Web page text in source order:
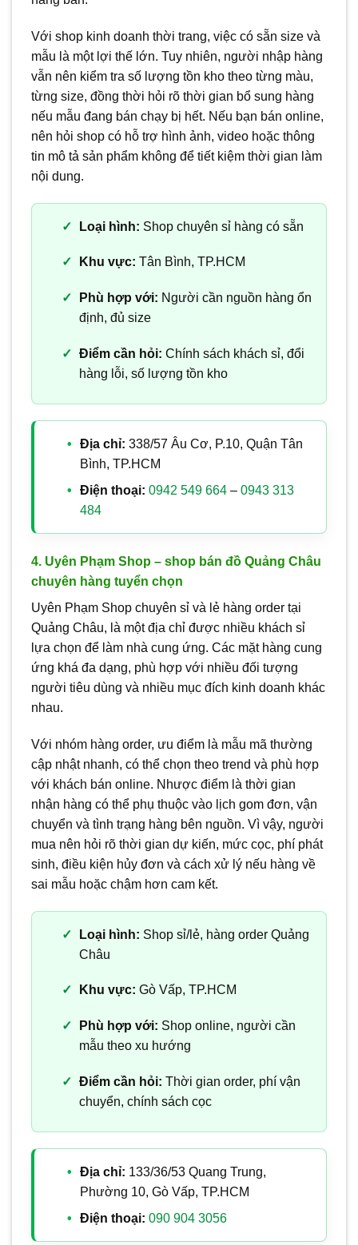
Với shop kinh doanh thời trang, việc có sẵn size và
mẫu là một lợi thế lớn. Tuy nhiên, người nhập hàng
vẫn nên kiểm tra số lượng tồn kho theo từng màu,
từng size, đồng thời hỏi rõ thời gian bổ sung hàng
nếu mẫu đang bán chạy bị hết. Nếu bạn bán online,
nên hỏi shop có hỗ trợ hình ảnh, video hoặc thông
tin mô tả sản phẩm không để tiết kiệm thời gian làm
nội dung.
Loại hình: Shop chuyên sỉ hàng có sẵn
Khu vực: Tân Bình, TP.HCM
Phù hợp với: Người cần nguồn hàng ổn
định, đủ size
Điểm cần hỏi: Chính sách khách sỉ, đổi
hàng lỗi, số lượng tồn kho
Địa chỉ: 338/57 Âu Cơ, P.10, Quận Tân
Bình, TP.HCM
Điện thoại: 0942 549 664– 0943 313
484
4. Uyên Phạm Shop – shop bán đồ Quảng Châu
chuyên hàng tuyển chọn
Uyên Phạm Shop chuyên sỉ và lẻ hàng order tại
Quảng Châu, là một địa chỉ được nhiều khách sỉ
lựa chọn để làm nhà cung ứng. Các mặt hàng cung
ứng khá đa dạng, phù hợp với nhiều đối tượng
người tiêu dùng và nhiều mục đích kinh doanh khác
nhau.
Với nhóm hàng order, ưu điểm là mẫu mã thường
cập nhật nhanh, có thể chọn theo trend và phù hợp
với khách bán online. Nhược điểm là thời gian
nhận hàng có thể phụ thuộc vào lịch gom đơn, vận
chuyển và tình trạng hàng bên nguồn. Vì vậy, người
mua nên hỏi rõ thời gian dự kiến, mức cọc, phí phát
sinh, điều kiện hủy đơn và cách xử lý nếu hàng về
sai mẫu hoặc chậm hơn cam kết.
Loại hình: Shop sỉ/lẻ, hàng order Quảng
Châu
Khu vực: Gò Vấp, TP.HCM
Phù hợp với: Shop online, người cần
mẫu theo xu hướng
Điểm cần hỏi: Thời gian order, phí vận
chuyển, chính sách cọc
Địa chỉ: 133/36/53 Quang Trung,
Phường 10, Gò Vấp, TP.HCM
Điện thoại: 090 904 3056